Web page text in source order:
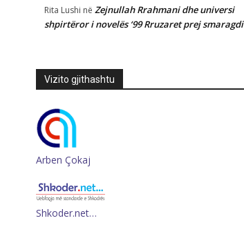
Rita Lushi në Zejnullah Rrahmani dhe universi
shpirtëror i novelës ‘99 Rruzaret prej smaragdi
Vizito gjithashtu
Arben Çokaj
Shkoder.net…